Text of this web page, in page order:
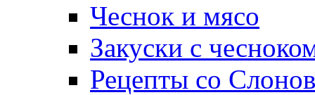
Чеснок и мясо
Закуски с
Рецепты со